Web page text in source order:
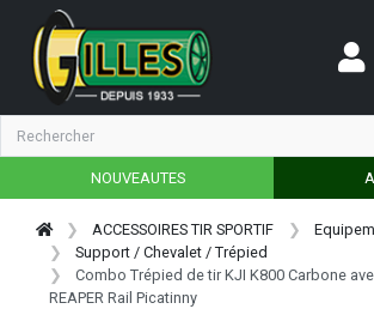
NOUVEAUTES
ACCESSOIRES TIR SPORTIF
Support / Chevalet / Trépied
Combo Trépied de tir KJI K800 Carbone
REAPER Rail Picatinny